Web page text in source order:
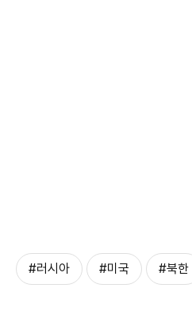
#러시아 #미국 #북한